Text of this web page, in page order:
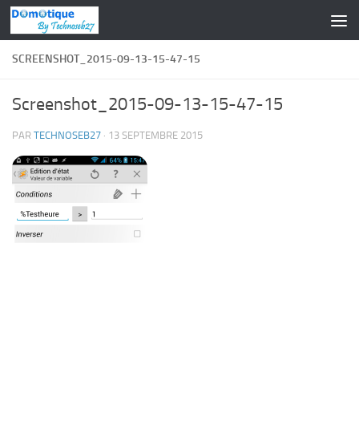
Skip to content
SCREENSHOT_2015-09-13-15-47-15
Screenshot_2015-09-13-15-47-15
PAR TECHNOSEB27 · 13 SEPTEMBRE 2015